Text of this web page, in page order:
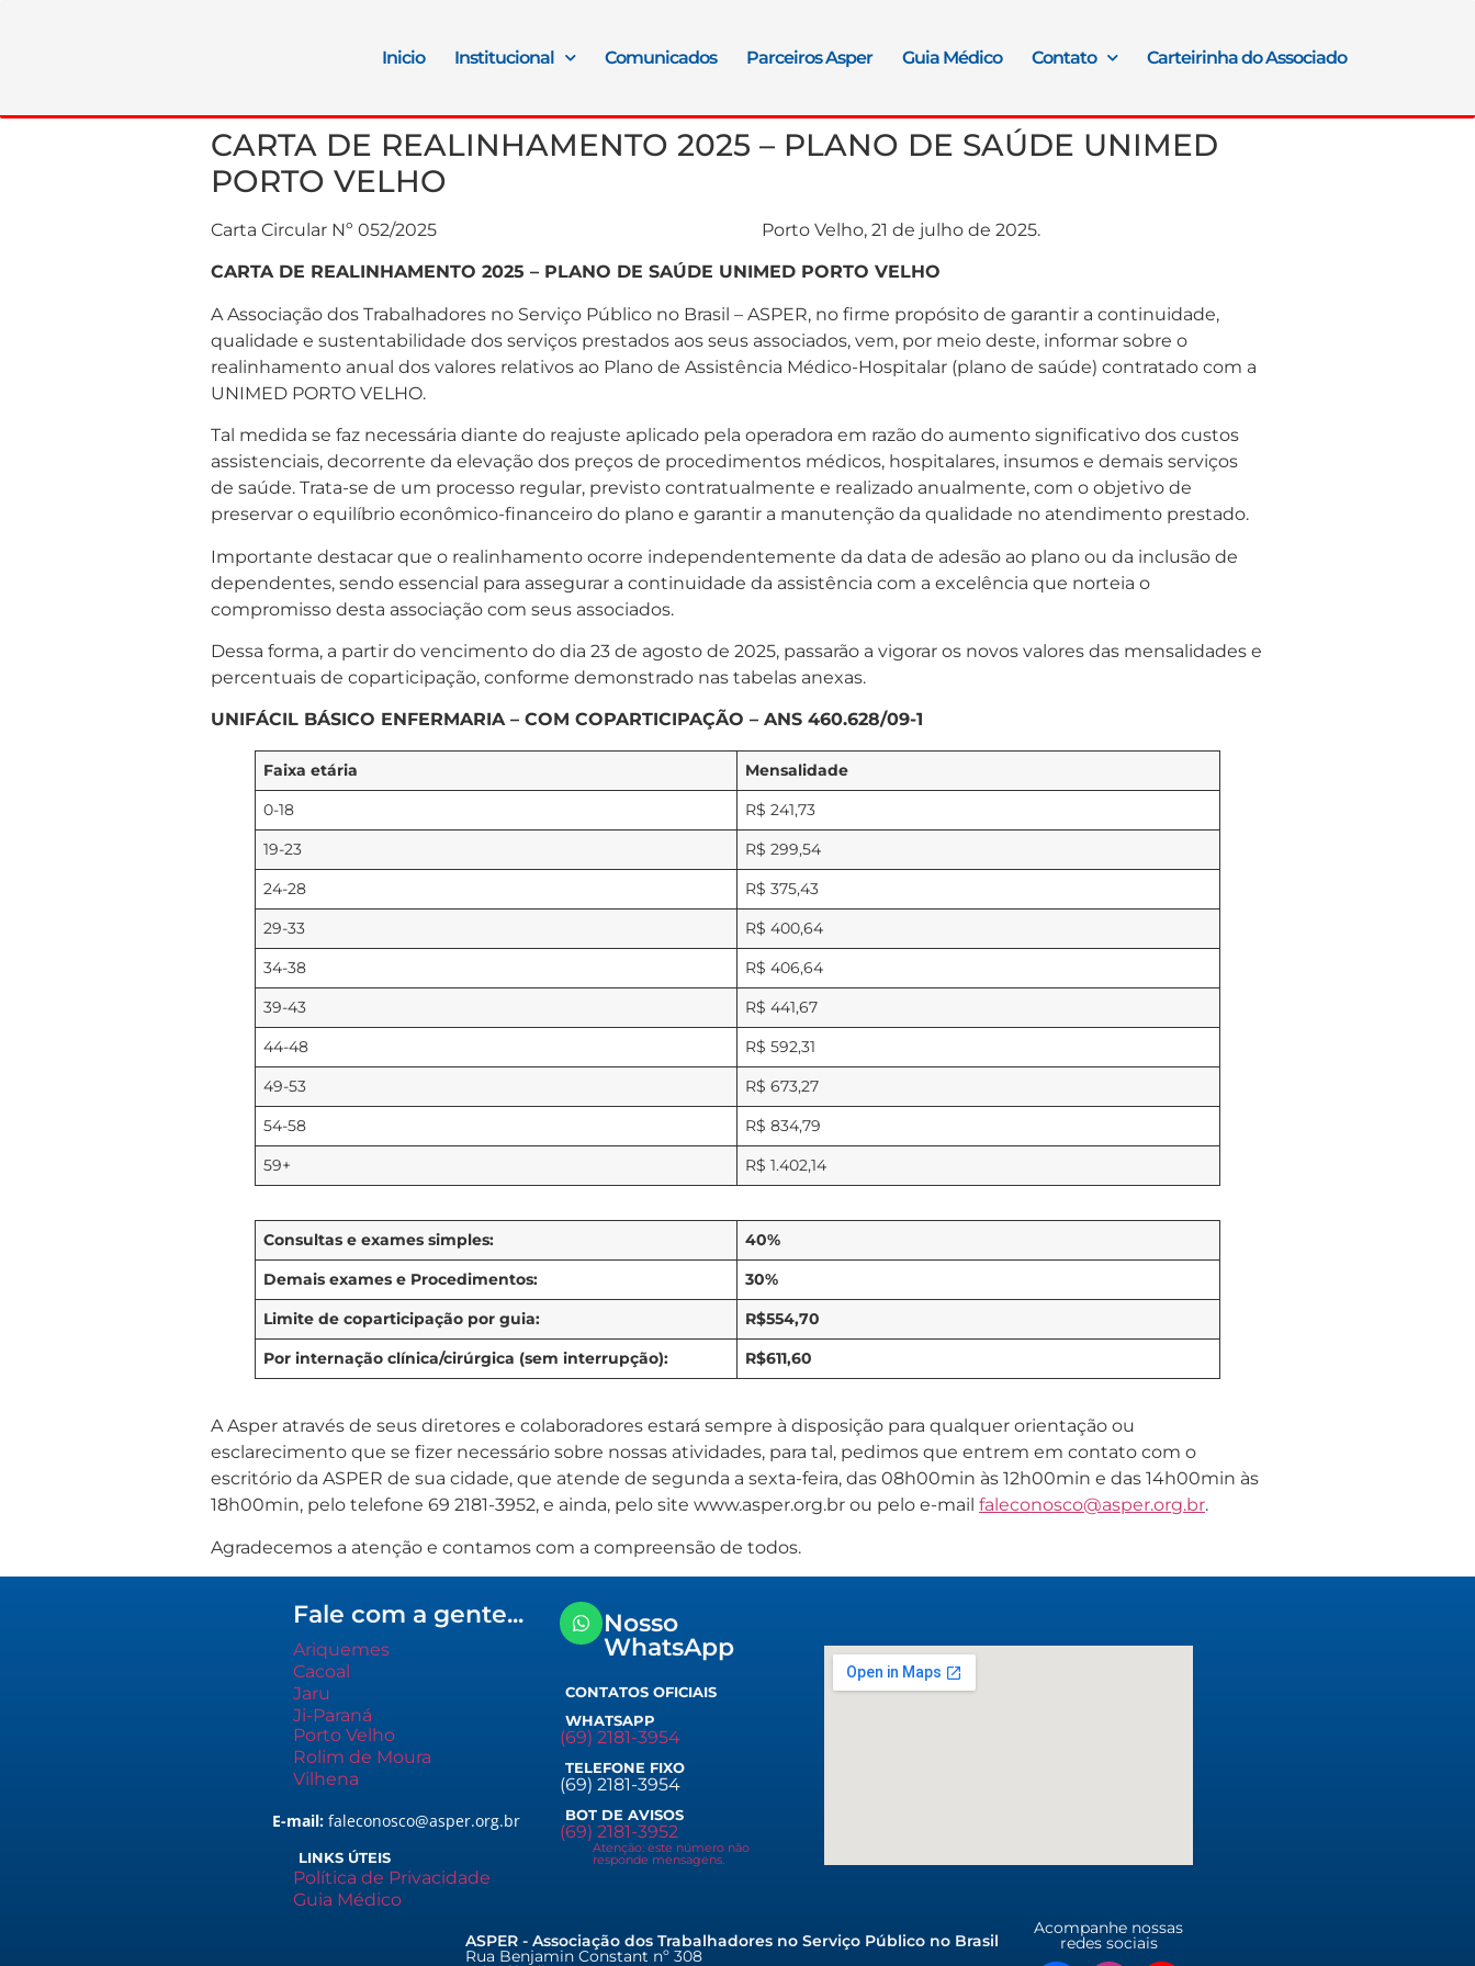
Inicio Institucional Comunicados Parceiros Asper Guia Médico Contato Carteirinha do Associado
CARTA DE REALINHAMENTO 2025 – PLANO DE SAÚDE UNIMED
PORTO VELHO
Carta Circular Nº 052/2025 Porto Velho, 21 de julho de 2025.
CARTA DE REALINHAMENTO 2025 – PLANO DE SAÚDE UNIMED PORTO VELHO
A Associação dos Trabalhadores no Serviço Público no Brasil – ASPER, no firme propósito de garantir a continuidade,
qualidade e sustentabilidade dos serviços prestados aos seus associados, vem, por meio deste, informar sobre o
realinhamento anual dos valores relativos ao Plano de Assistência Médico-Hospitalar (plano de saúde) contratado com a
UNIMED PORTO VELHO.
Tal medida se faz necessária diante do reajuste aplicado pela operadora em razão do aumento significativo dos custos
assistenciais, decorrente da elevação dos preços de procedimentos médicos, hospitalares, insumos e demais serviços
de saúde. Trata-se de um processo regular, previsto contratualmente e realizado anualmente, com o objetivo de
preservar o equilíbrio econômico-financeiro do plano e garantir a manutenção da qualidade no atendimento prestado.
Importante destacar que o realinhamento ocorre independentemente da data de adesão ao plano ou da inclusão de
dependentes, sendo essencial para assegurar a continuidade da assistência com a excelência que norteia o
compromisso desta associação com seus associados.
Dessa forma, a partir do vencimento do dia 23 de agosto de 2025, passarão a vigorar os novos valores das mensalidades e
percentuais de coparticipação, conforme demonstrado nas tabelas anexas.
UNIFÁCIL BÁSICO ENFERMARIA – COM COPARTICIPAÇÃO – ANS 460.628/09-1
Faixa etária
Mensalidade
0-18
R$ 241,73
19-23
R$ 299,54
24-28
R$ 375,43
29-33
R$ 400,64
34-38
R$ 406,64
39-43
R$ 441,67
44-48
R$ 592,31
49-53
R$ 673,27
54-58
R$ 834,79
59+
R$ 1.402,14
Consultas e exames simples:
40%
Demais exames e Procedimentos:
30%
Limite de coparticipação por guia:
R$554,70
Por internação clínica/cirúrgica (sem interrupção):
R$611,60
A Asper através de seus diretores e colaboradores estará sempre à disposição para qualquer orientação ou
esclarecimento que se fizer necessário sobre nossas atividades, para tal, pedimos que entrem em contato com o
escritório da ASPER de sua cidade, que atende de segunda a sexta-feira, das 08h00min às 12h00min e das 14h00min às
18h00min, pelo telefone 69 2181-3952, e ainda, pelo site www.asper.org.br ou pelo e-mail faleconosco@asper.org.br.
Agradecemos a atenção e contamos com a compreensão de todos.
Fale com a gente...
Ariquemes
Cacoal
Jaru
Ji-Paraná
Porto Velho
Rolim de Moura
Vilhena
E-mail:faleconosco@asper.org.br
LINKS ÚTEIS
Política de Privacidade
Guia Médico
Nosso
WhatsApp
CONTATOS OFICIAIS
WHATSAPP
(69) 2181-3954
TELEFONE FIXO
(69) 2181-3954
BOT DE AVISOS
(69) 2181-3952
Atenção: este número não
responde mensagens.
ASPER - Associação dos Trabalhadores no Serviço Público no Brasil
Rua Benjamin Constant nº 308
Acompanhe nossas
redes sociais